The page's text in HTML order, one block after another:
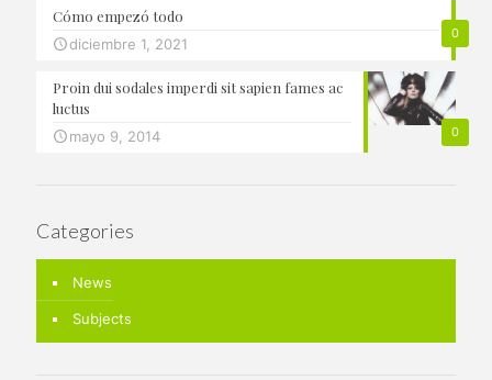
0
Cómo empezó todo
diciembre 1, 2021
0
Proin dui sodales imperdi sit sapien fames ac
luctus
mayo 9, 2014
Categories
News
Subjects